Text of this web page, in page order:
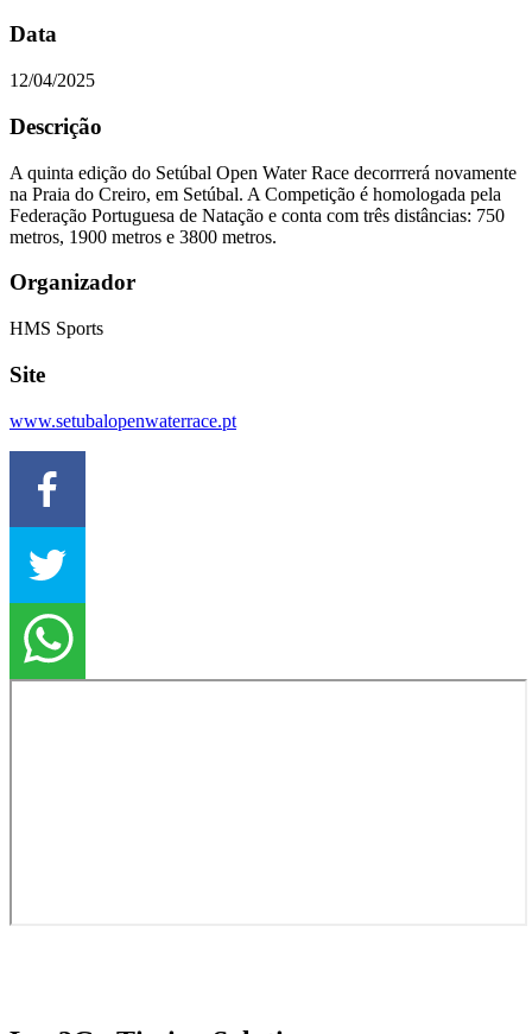
Data
12/04/2025
Descrição
A quinta edição do Setúbal Open Water Race decorrrerá novamente
na Praia do Creiro, em Setúbal. A Competição é homologada pela
Federação Portuguesa de Natação e conta com três distâncias: 750
metros, 1900 metros e 3800 metros.
Organizador
HMS Sports
Site
www.setubalopenwaterrace.pt